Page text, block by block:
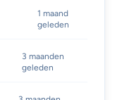
1 maand
geleden
3 maanden
geleden